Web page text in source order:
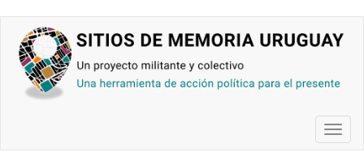
contenido
principal